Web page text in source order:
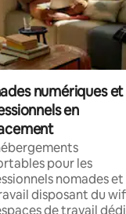
numériques et
en
pour les
nomades et
disposant du
de travail